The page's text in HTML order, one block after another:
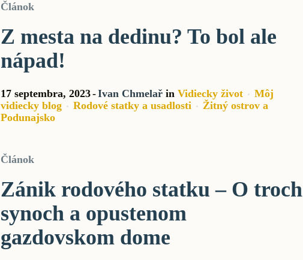
Článok
Z mesta na dedinu? To bol ale
nápad!
17 septembra, 2023 Ivan Chmelařin Vidiecky život
Môj
vidiecky blog
Rodové statky a usadlosti
Žitný ostrov a
Podunajsko
Článok
Zánik rodového statku – O troch
synoch a opustenom
gazdovskom dome